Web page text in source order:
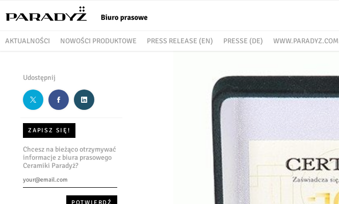
AKTUALNOŚCI NOWOŚCI PRODUKTOWE PRESS RELEASE (EN) PRESSE (DE) WWW.PARADYZ.COM
Udostępnij
ZAPISZ SIĘ!
Chcesz na bieżąco otrzymywać
informacje z biura prasowego
Ceramiki Paradyż?